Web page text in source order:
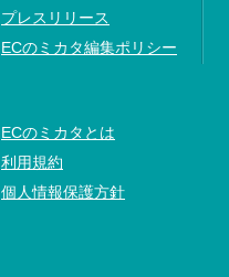
プレスリリース
ECのミカタ編集ポリシー
ECのミカタとは
利用規約
個人情報保護方針